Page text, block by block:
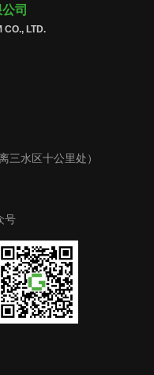
司
CO., LTD.
三水区十公里处）
号